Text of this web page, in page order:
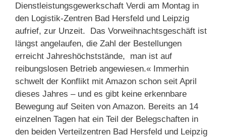
Dienstleistungsgewerkschaft Verdi am Montag in
den Logistik-Zentren Bad Hersfeld und Leipzig
aufrief, zur Unzeit. Das Vorweihnachtsgeschäft ist
längst angelaufen, die Zahl der Bestellungen
erreicht Jahreshöchststände, man ist auf
reibungslosen Betrieb angewiesen.« Immerhin
schwelt der Konflikt mit Amazon schon seit April
dieses Jahres – und es gibt keine erkennbare
Bewegung auf Seiten von Amazon. Bereits an 14
einzelnen Tagen hat ein Teil der Belegschaften in
den beiden Verteilzentren Bad Hersfeld und Leipzig